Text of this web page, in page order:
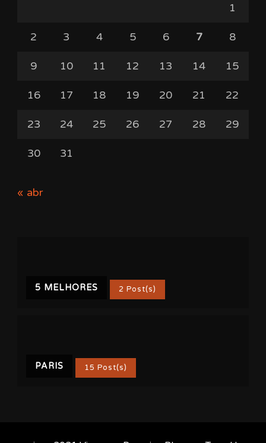
1
2 3 4 5 6 7 8
9 10 11 12 13 14 15
16 17 18 19 20 21 22
23 24 25 26 27 28 29
30 31
« abr
5 MELHORES 2 Post(s)
PARIS 15 Post(s)